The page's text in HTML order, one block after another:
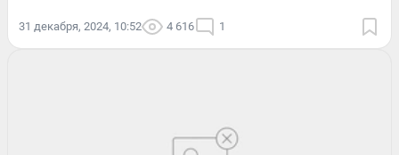
31 декабря, 2024, 10:52 4 616 1